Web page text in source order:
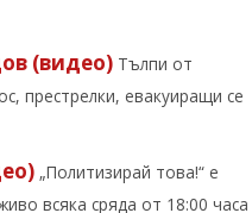
(видео) Тълпи от
престрелки, евакуиращи се
„Политизирай това!“ е
всяка сряда от 18:00 часа